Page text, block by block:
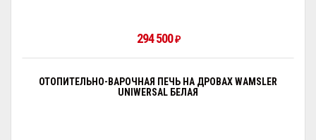
294 500₽
ОТОПИТЕЛЬНО-ВАРОЧНАЯ ПЕЧЬ НА ДРОВАХ WAMSLER
UNIWERSAL БЕЛАЯ